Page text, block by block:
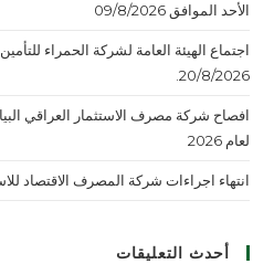
الأحد الموافق 09/8/2026
اجتماع الهيئة العامة لشركة الحمراء
20/8/2026.
افصاح شركة مصرف الاستثمار العراقي
لعام 2026
انتهاء اجراءات شركة المصرف الاقتصاد
أحدث التعليقات